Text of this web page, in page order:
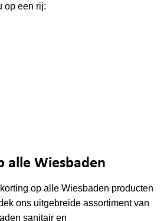
op een rij:
alle Wiesbaden
op alleWiesbaden producten
ons uitgebreide assortiment van
sanitair en